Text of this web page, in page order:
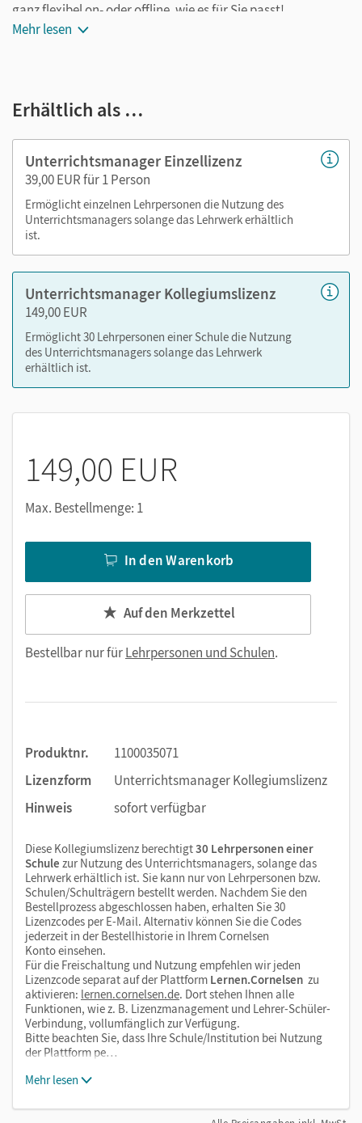
ganz flexibel on- oder offline, wie es für Sie passt!
seitengenaue Materialanordnung
Illustrationen)
Audios: Hörspiele, alle Darstellungstexte als
Audiodatei zum Anhören
Interaktive Übungen zur Sprachförderung und
Lösungstipps für die "Das kann ich"-Seiten
Arbeitsblätter (Kopiervorlagen) mit Lösungen als
Word und PDF
Unterrichtsskizzen für Lehrende als Word und PDF
Klassenarbeiten für Lehrende mit Erwartungshorizont
als Word und PDF
Mehr lesen
Erhältlich als …
Unterrichtsmanager Einzellizenz
39,00 EUR für 1 Person
Ermöglicht einzelnen Lehrpersonen die Nutzung des
Unterrichtsmanagers solange das Lehrwerk erhältlich
ist.
Unterrichtsmanager Kollegiumslizenz
149,00 EUR
Ermöglicht 30 Lehrpersonen einer Schule die Nutzung
des Unterrichtsmanagers solange das Lehrwerk
erhältlich ist.
149,00 EUR
Max. Bestellmenge: 1
In den Warenkorb
Auf den Merkzettel
Bestellbar nur fürLehrpersonen und Schulen.
Produktnr.
1100035071
Lizenzform
Unterrichtsmanager Kollegiumslizenz
Hinweis
sofort verfügbar
Diese Kollegiumslizenz berechtigt30 Lehrpersonen einer
Schule zur Nutzung des Unterrichtsmanagers, solange das
Lehrwerk erhältlich ist. Sie kann nur von Lehrpersonen bzw.
Schulen/Schulträgern bestellt werden. Nachdem Sie den
Bestellprozess abgeschlossen haben, erhalten Sie 30
Lizenzcodes per E-Mail. Alternativ können Sie die Codes
jederzeit in der Bestellhistorie in Ihrem Cornelsen
Konto einsehen.
Für die Freischaltung und Nutzung empfehlen wir jeden
Lizenzcode separat auf der Plattform Lernen.Cornelsen zu
aktivieren: lernen.cornelsen.de. Dort stehen Ihnen alle
Funktionen, wie z. B. Lizenzmanagement und Lehrer-Schüler-
Verbindung, vollumfänglich zur Verfügung.
Bitte beachten Sie, dass Ihre Schule/Institution bei Nutzung
der Plattform pe…
Mehr lesen